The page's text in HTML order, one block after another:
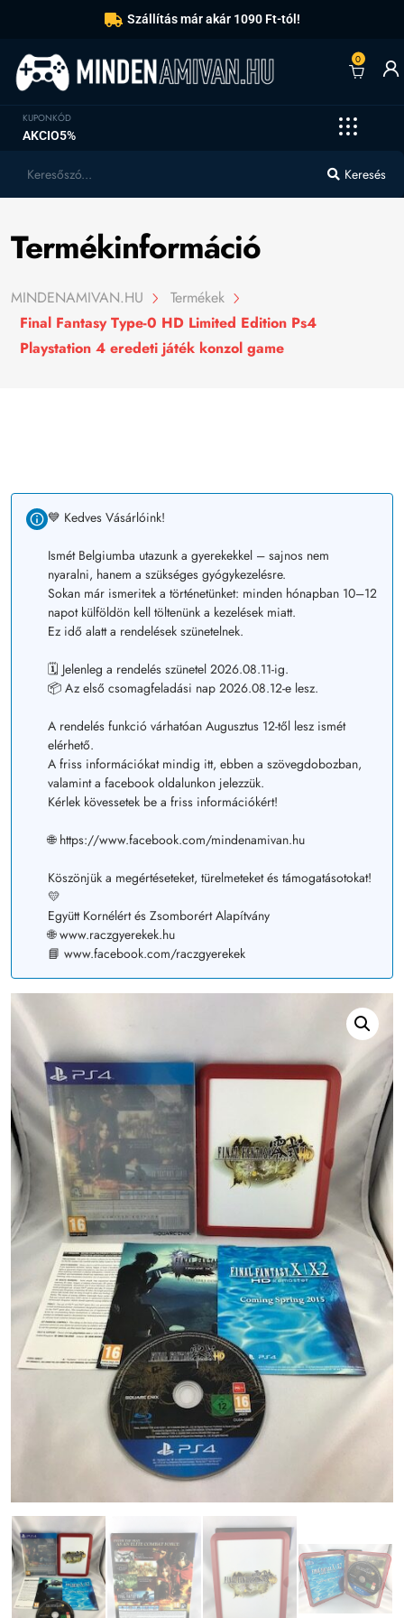
Szállítás már akár 1090 Ft-tól!
0
KUPONKÓD
AKCIO5%
Keresés
Termékinformáció
MINDENAMIVAN.HU
Termékek
Final Fantasy Type-0 HD Limited Edition Ps4
Playstation 4 eredeti játék konzol game
💙 Kedves Vásárlóink!
Ismét Belgiumba utazunk a gyerekekkel – sajnos nem
nyaralni, hanem a szükséges gyógykezelésre.
Sokan már ismeritek a történetünket: minden hónapban 10–12
napot külföldön kell töltenünk a kezelések miatt.
Ez idő alatt a rendelések szünetelnek.
🗓️ Jelenleg a rendelés szünetel 2026.08.11-ig.
📦 Az első csomagfeladási nap 2026.08.12-e lesz.
A rendelés funkció várhatóan Augusztus 12-től lesz ismét
elérhető.
A friss információkat mindig itt, ebben a szövegdobozban,
valamint a facebook oldalunkon jelezzük.
Kérlek kövessetek be a friss információkért!
🌐 https://www.facebook.com/mindenamivan.hu
Köszönjük a megértéseteket, türelmeteket és támogatásotokat!
💛
Együtt Kornélért és Zsomborért Alapítvány
🌐 www.raczgyerekek.hu
📘 www.facebook.com/raczgyerekek